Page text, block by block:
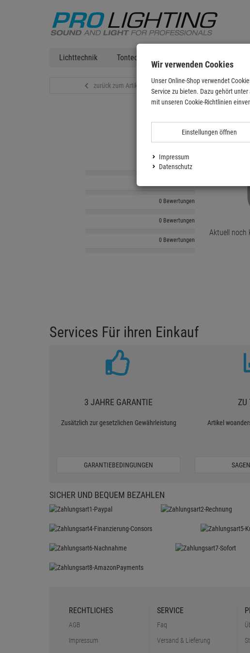
Lichttechnik Tontechnik
zurück zum Artikel
0 Bewertungen
0 Bewertungen
0 Bewertungen
0 Bewertungen
Aktuell noch
Services Für ihren Einkauf
3 JAHRE GARANTIE
Zusätzlich zur gesetzlichen Gewährleistung
GARANTIEBEDINGUNGEN
ZU
Artikel
SICHER UND BEQUEM BEZAHLEN
RECHTLICHES
AGB
Impressum
SERVICE
Faq
Versand & Lieferung
Wir verwenden Cookies
Unser Online-Shop verwendet
Service zu bieten. Dazu gehört
mit unseren Cookie-Richtlinien
Einstellungen öffnen
Impressum
Datenschutz